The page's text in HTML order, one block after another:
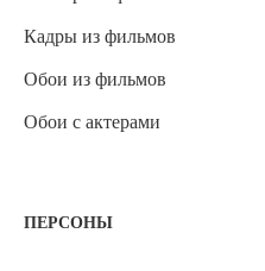
Кадры из фильмов
Обои из фильмов
Обои с актерами
ПЕРСОНЫ